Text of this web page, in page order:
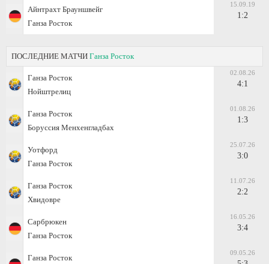
Айнтрахт Брауншвейг
Ганза Росток
15.09.19
1:2
ПОСЛЕДНИЕ МАТЧИ Ганза Росток
Ганза Росток
Нойштрелиц
02.08.26
4:1
Ганза Росток
Боруссия Менхенгладбах
01.08.26
1:3
Уотфорд
Ганза Росток
25.07.26
3:0
Ганза Росток
Хвидовре
11.07.26
2:2
Сарбрюкен
Ганза Росток
16.05.26
3:4
Ганза Росток
09.05.26